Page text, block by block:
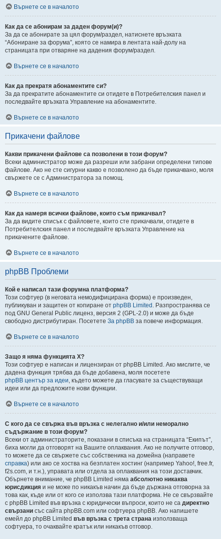
Върнете се в началото
Как да се абонирам за даден форум(и)?
За да се абонирате за цял форум/раздел, натиснете връзката
“Абониране за форума”, която се намира в лентата най-долу на
страницата при отваряне на дадения форум/раздел.
Върнете се в началото
Как да прекратя абонаментите си?
За да прекратите абонаментите си отидете в Потребителския панел и
последвайте връзката Управление на абонаментите.
Върнете се в началото
Прикачени файлове
Какви прикачени файлове са позволени в този форум?
Всеки администратор може да разреши или забрани определени типове
файлове. Ако не сте сигурни какво е позволено да бъде прикачвано, моля
свържете се с Администратора за помощ.
Върнете се в началото
Как да намеря всички файлове, които съм прикачвал?
За да видите списък с файловете, които сте прикачвали, отидете в
Потребителския панел и последвайте връзката Управление на
прикачените файлове.
Върнете се в началото
phpBB Проблеми
Кой е написал тази форумна платформа?
Този софтуер (в неговата немодифицирана форма) е произведен,
публикуван и защитен от копиране от phpBB Limited . Разпространява се
под GNU General Public лиценз, версия 2 (GPL-2.0) и може да бъде
свободно дистрибутиран. Посетете За phpBB за повече информация.
Върнете се в началото
Защо я няма функцията X?
Този софтуер е написан и лицензиран от phpBB Limited. Ако мислите, че
дадена функция трябва да бъде добавена, моля посетете
phpBB център за идеи, където можете да гласувате за съществуващи
идеи или да предложите нови функции.
Върнете се в началото
С кого да се свържа във връзка с нелегално и/или неморално
съдържание в този форум?
Всеки от администраторите, показани в списъка на страницата “Екипът”,
биха могли да отговорят на Вашите оплаквания. Ако не получите отговор,
то можете да се свържете със собственика на домейна (направете
справка) или ако се хоства на безплатен хостинг (например Yahoo!, free.fr,
f2s.com, и т.н.), управата или отдела за оплаквания на този доставчик.
Обърнете внимание, че phpBB Limited няма абсолютно никаква
юрисдикция и не може по никакъв начин да бъде държана отговорна за
това как, къде или от кого се използва тази платформа. Не се свързвайте
с phpBB Limited във връзка с юридически въпроси, които не са директно
свързани със сайта phpBB.com или софтуера phpBB. Ако напишете
емейл до phpBB Limited във връзка с трета страна използваща
софтуера, то очаквайте кратък или никакъв отговор.